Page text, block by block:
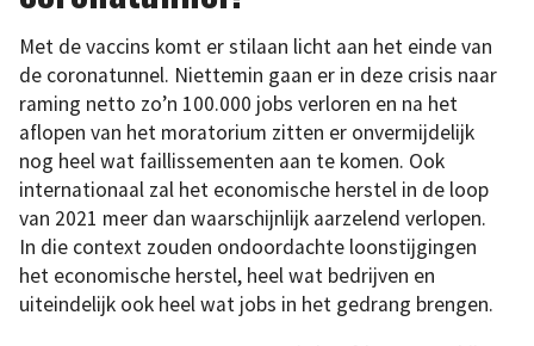
Met de vaccins komt er stilaan licht aan het einde van
de coronatunnel. Niettemin gaan er in deze crisis naar
raming netto zo’n 100.000 jobs verloren en na het
aflopen van het moratorium zitten er onvermijdelijk
nog heel wat faillissementen aan te komen. Ook
internationaal zal het economische herstel in de loop
van 2021 meer dan waarschijnlijk aarzelend verlopen.
In die context zouden ondoordachte loonstijgingen
het economische herstel, heel wat bedrijven en
uiteindelijk ook heel wat jobs in het gedrang brengen.